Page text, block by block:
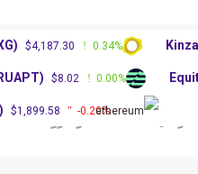
$4,187.30 0.34%
$8.02 0.00%
$1,899.58 -0.20%